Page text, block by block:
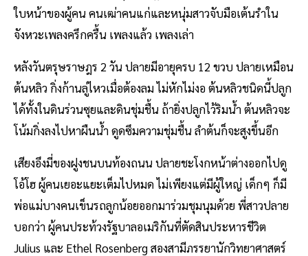
ใบหน้าของผู้คน คนเฒ่าคนแก่และหนุ่มสาวจับมือเต้นรำใน
จังหวะเพลงครึกครื้น เพลงแล้ว เพลงเล่า
หลังวันตรุษราษฎร 2 วัน ปลายมีอายุครบ 12 ขวบ ปลายเหมือน
ต้นหลิว กิ่งก้านลู่ไหวเมื่อต้องลม ไม่หักไม่งอ ต้นหลิวชนิดนี้ปลูก
ได้ทั้งในดินร่วนซุยและดินชุ่มชื้น ถ้ายิ่งปลูกไว้ริมน้ำ ต้นหลิวจะ
โน้มกิ่งลงไปหาผืนน้ำ ดูดซึมความชุ่มชื้น ลำต้นก็จะสูงขึ้นอีก
เสียงอึงมี่ของฝูงชนบนท้องถนน ปลายชะโงกหน้าต่างออกไปดู
โอ้โฮ ผู้คนเยอะแยะเต็มไปหมด ไม่เพียงแต่มีผู้ใหญ่ เด็กๆ ก็มี
พ่อแม่บางคนเข็นรถลูกน้อยออกมาร่วมชุมนุมด้วย พี่สาวปลาย
บอกว่า ผู้คนประท้วงรัฐบาลอเมริกันที่ตัดสินประหารชีวิต
Julius และ Ethel Rosenberg สองสามีภรรยานักวิทยาศาสตร์